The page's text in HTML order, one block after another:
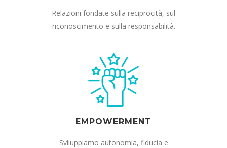
Relazioni fondate sulla reciprocità, sul
riconoscimento e sulla responsabilità.
EMPOWERMENT
Sviluppiamo autonomia, fiducia e